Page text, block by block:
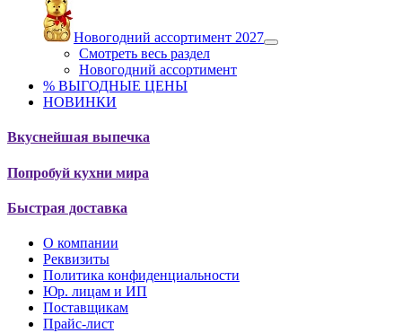
Новогодний ассортимент 2027
Смотреть весь раздел
Новогодний ассортимент
% ВЫГОДНЫЕ ЦЕНЫ
НОВИНКИ
Вкуснейшая выпечка
Попробуй кухни мира
Быстрая доставка
О компании
Реквизиты
Политика конфиденциальности
Юр. лицам и ИП
Поставщикам
Прайс-лист